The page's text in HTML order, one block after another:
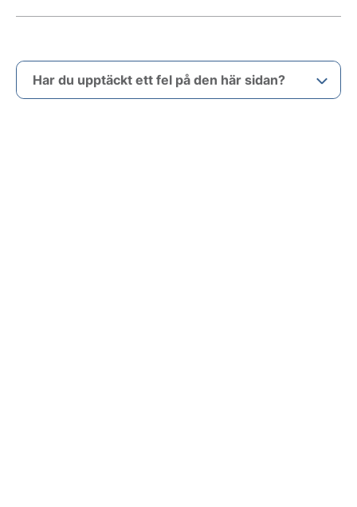
Har du upptäckt ett fel på den här sidan?